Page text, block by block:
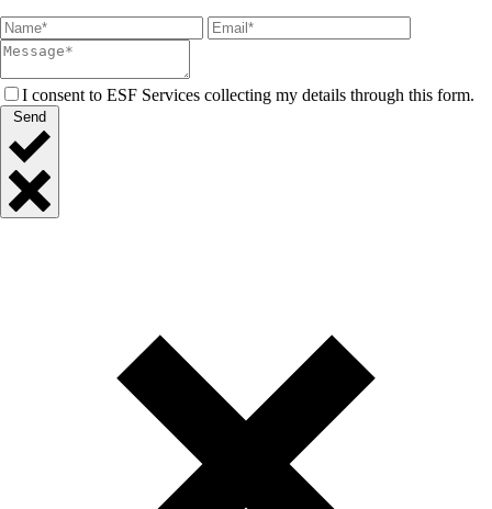
I consent to ESF Services collecting my details through this form.
Send